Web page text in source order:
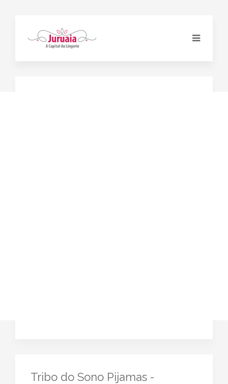
Tribo do Sono Pijamas -